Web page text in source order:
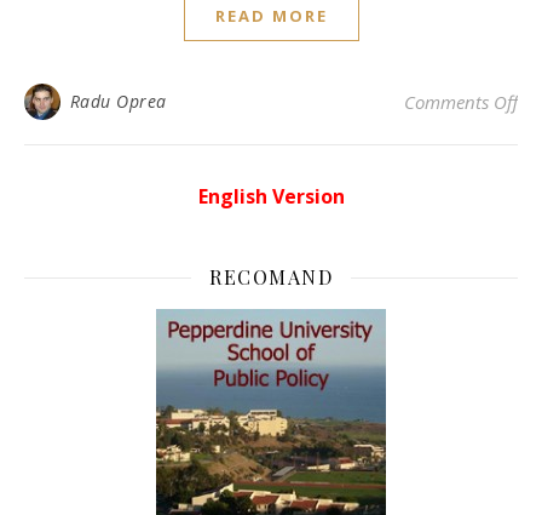
READ MORE
Radu Oprea Comments Offon
English Version
RECOMAND